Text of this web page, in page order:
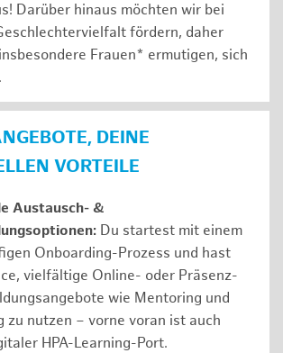
Darüber hinaus möchten wir bei
fördern, daher
Frauen* ermutigen, sich
DEINE
VORTEILE
Austausch- &
Du startest mit einem
Onboarding-Prozess und hast
vielfältige Online- oder Präsenz-
wie Mentoring und
zu nutzen – vorne voran ist auch
HPA-Learning-Port.